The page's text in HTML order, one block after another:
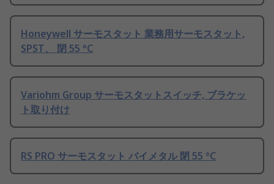
Honeywell サーモスタット 業務用サーモスタット,
SPST、 閉 55 °C
Variohm Group サーモスタットスイッチ, ブラケッ
ト取り付け
RS PRO サーモスタット バイメタル 閉 55 °C